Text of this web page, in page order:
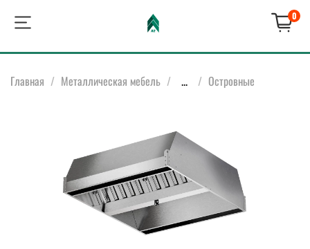
0
Главная Металлическая мебель ... Островные